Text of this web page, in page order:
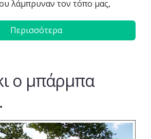
λάμπρυναν τον τόπο μας,
Περισσότερα
ο μπάρμπα